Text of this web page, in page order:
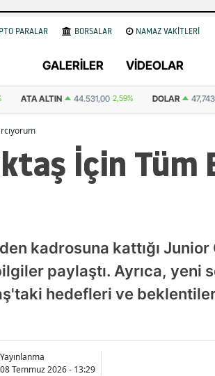
PARALAR BORSALAR NAMAZ VAKİTLERİ
GALERİLER VİDEOLAR
ATA ALTIN 44.531,00 2,59% DOLAR
İçin Tüm
kadrosuna kattığı
paylaştı. Ayrıca, yeni
hedefleri ve
Yayınlanma
08 Temmuz 2026 - 13:29